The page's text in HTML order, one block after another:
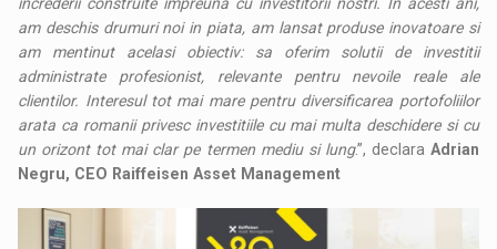
am deschis drumuri noi in piata, am lansat produse inovatoare si
am mentinut acelasi obiectiv: sa oferim solutii de investitii
administrate profesionist, relevante pentru nevoile reale ale
clientilor. Interesul tot mai mare pentru diversificarea portofoliilor
arata ca romanii privesc investitiile cu mai multa deschidere si cu
un orizont tot mai clar pe termen mediu si lung.”, declara Adrian
Negru, CEO Raiffeisen Asset Management